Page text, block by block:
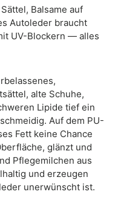
Balsame auf
Autoleder braucht
UV-Blockern — alles
alte Schuhe,
Lipide tief ein
Auf dem PU-
Fett keine Chance
glänzt und
Pflegemilchen aus
und erzeugen
unerwünscht ist.